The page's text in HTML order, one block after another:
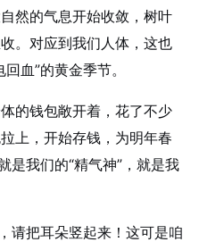
然的气息开始收敛，树叶
。对应到我们人体，这也
血”的黄金季节。
的钱包敞开着，花了不少
上，开始存钱，为明年春
是我们的“精气神”，就是我
请把耳朵竖起来！这可是咱